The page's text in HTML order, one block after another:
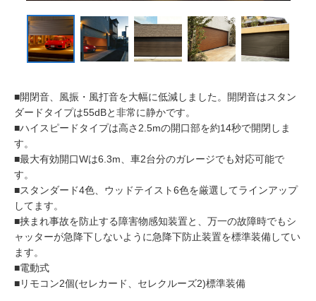
■開閉音、風振・風打音を大幅に低減しました。開閉音はスタン
ダードタイプは55dBと非常に静かです。
■ハイスピードタイプは高さ2.5mの開口部を約14秒で開閉しま
す。
■最大有効開口Wは6.3m、車2台分のガレージでも対応可能で
す。
■スタンダード4色、ウッドテイスト6色を厳選してラインアップ
してます。
■挟まれ事故を防止する障害物感知装置と、万一の故障時でもシ
ャッターが急降下しないように急降下防止装置を標準装備してい
ます。
■電動式
■リモコン2個(セレカード、セレクルーズ2)標準装備